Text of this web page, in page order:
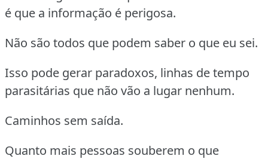
é que a informação é perigosa.
Não são todos que podem saber o que eu sei.
Isso pode gerar paradoxos, linhas de tempo
parasitárias que não vão a lugar nenhum.
Caminhos sem saída.
Quanto mais pessoas souberem o que